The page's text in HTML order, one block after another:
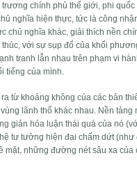
chính phủ thế giới, phi quốc
nghĩa hiện thực, tức là công
chủ nghĩa khác, giải thích nền
với sự sụp đổ của khối
tranh lẫn nhau trên phạm vi
tiếng của mình.
từ khoảng không của các bản
lãnh thổ khác nhau. Nền tảng
giản hóa luận thái quá của nó
tư tưởng hiện đại chấm dứt (như
mặt, những đường nét sâu xa của